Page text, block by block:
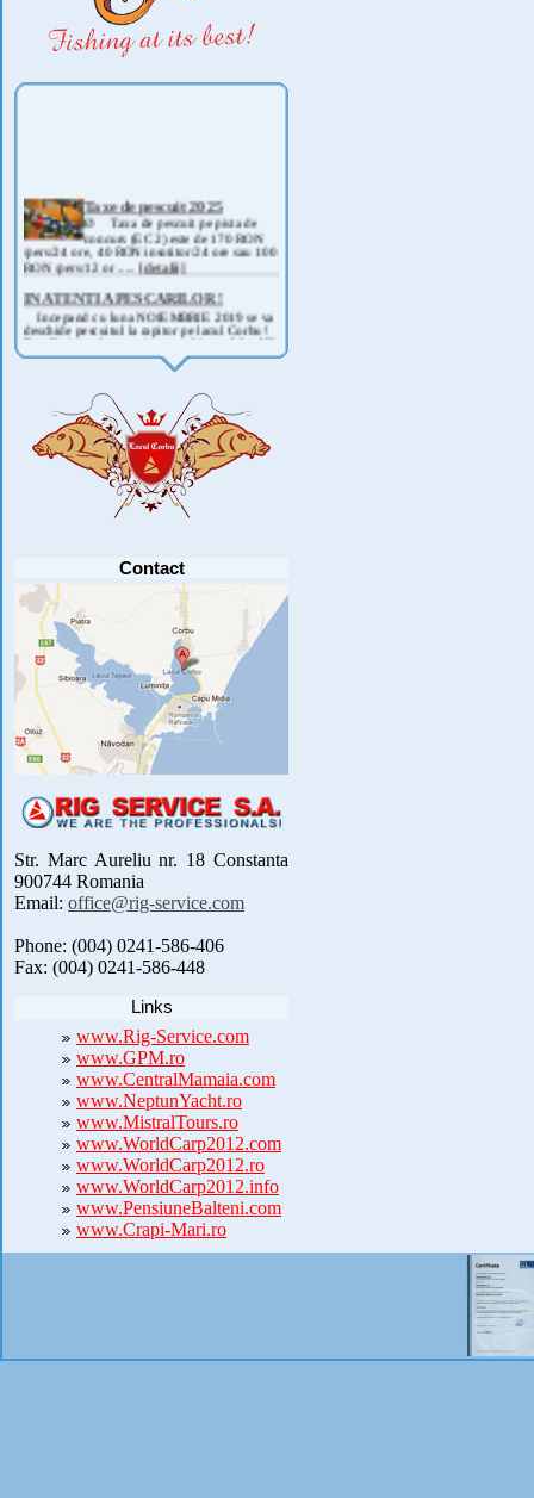
Taxe de pescuit 2025
Ø Taxa de pescuit pe pista de
concurs (EC 2) este de 170 RON
/pers/24 ore, 40 RON insotitor/24 ore sau 100
RON /pers/12 or .....[detalii]
IN ATENTIA PESCARILOR !
Incepand cu luna NOIEMBRIE 2019 se va
deschide pescuitul la rapitor pe lacul Corbu !
Detalii si regulament, in curand ! .....[detalii]
ANUNT IMPORTANT
COVID 19- DIN MOTIVE DE SIGURANTA ,
CAT SI A REGLEMENTARILOR LEGALE ,
PRECUM SI RETRAGEREA UNOR
PARTICIPANTI .....[detalii]
Anunt important
Va anuntam ca editia 30 a concursului de
pescuit CUPA RIG la CRAP din perioada 2-5
septembrie 2021 se reprogrameaza pentru luna
Contact
Str. Marc Aureliu nr. 18 Constanta
900744 Romania
Email: office@rig-service.com
Phone: (004) 0241-586-406
Fax: (004) 0241-586-448
Links
www.Rig-Service.com
www.GPM.ro
www.CentralMamaia.com
www.NeptunYacht.ro
www.MistralTours.ro
www.WorldCarp2012.com
www.WorldCarp2012.ro
www.WorldCarp2012.info
www.PensiuneBalteni.com
www.Crapi-Mari.ro